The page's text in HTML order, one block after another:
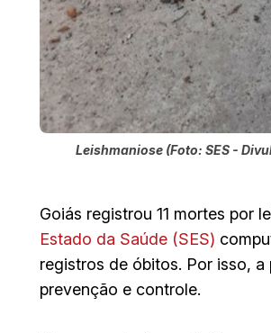
Leishmaniose (Foto: SES -
Goiás registrou 11 mortes por
Estado da Saúde (SES)
registros de óbitos. Por isso,
prevenção e controle.